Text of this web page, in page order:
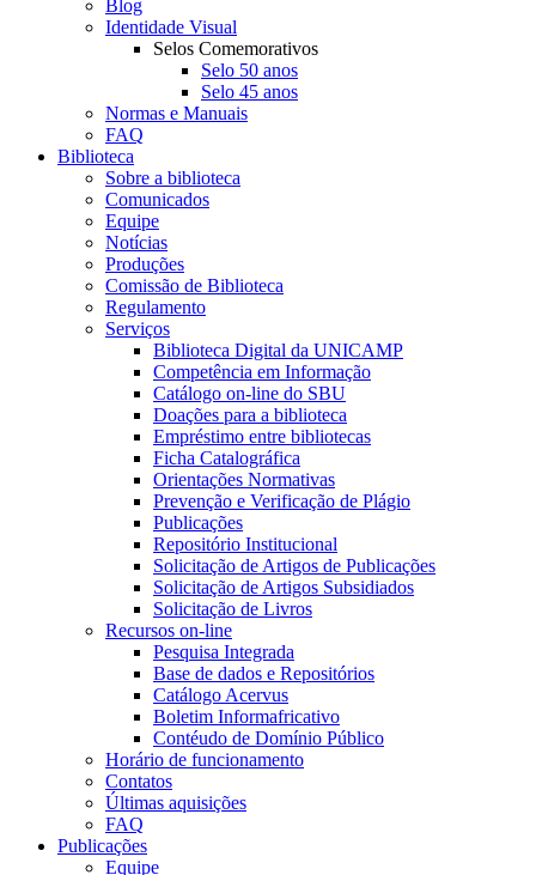
Blog
Identidade Visual
Selos Comemorativos
Selo 50 anos
Selo 45 anos
Normas e Manuais
FAQ
Biblioteca
Sobre a biblioteca
Comunicados
Equipe
Notícias
Produções
Comissão de Biblioteca
Regulamento
Serviços
Biblioteca Digital da UNICAMP
Competência em Informação
Catálogo on-line do SBU
Doações para a biblioteca
Empréstimo entre bibliotecas
Ficha Catalográfica
Orientações Normativas
Prevenção e Verificação de Plágio
Publicações
Repositório Institucional
Solicitação de Artigos de Publicações
Solicitação de Artigos Subsidiados
Solicitação de Livros
Recursos on-line
Pesquisa Integrada
Base de dados e Repositórios
Catálogo Acervus
Boletim Informafricativo
Contéudo de Domínio Público
Horário de funcionamento
Contatos
Últimas aquisições
FAQ
Publicações
Equipe